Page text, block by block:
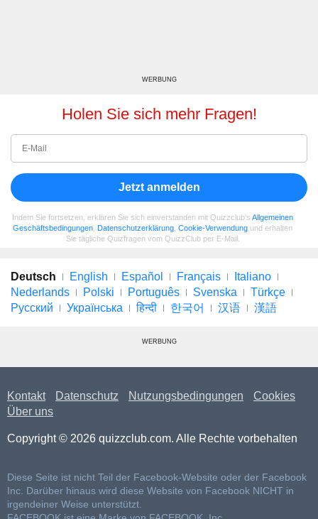
WERBUNG
Holen Sie sich mehr Fragen!
Jetzt anmelden
Indem Sie fortsetzen, erklären Sie sich einverstanden mit Quizzclub's Allgemeinen
Geschäftsbedingungen Datenschutzerklärung Cookie-Verwendung und erhalten
Sie tägliche Quizfragen vom QuizzClub per E-Mail.
Deutsch English Español Français
Italiano
Nederlands
Polski Português Svenska
Türkçe
Русский
Українська हिन्दी 한국어 汉语 漢語
WERBUNG
Kontakt Datenschutz Nutzungsbedingungen
Cookies
Über uns
Copyright © 2026 quizzclub.com. Alle Rechte vorbehalten
Diese Seite ist nicht Teil der Facebook-Website oder der Facebook
Inc. Darüber hinaus wird diese Website von Facebook NICHT in
irgendeiner Weise unterstützt.